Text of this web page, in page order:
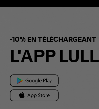
-10% EN TÉLÉCHARGEANT
L'APP LULLI